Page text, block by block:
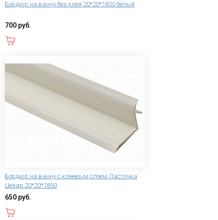
Бордюр на ванну без клея 20*20*1850 белый
700 руб.
Бордюр на ванну с клеевым слоем Ласточка
Цезар 20*20*1850
650 руб.